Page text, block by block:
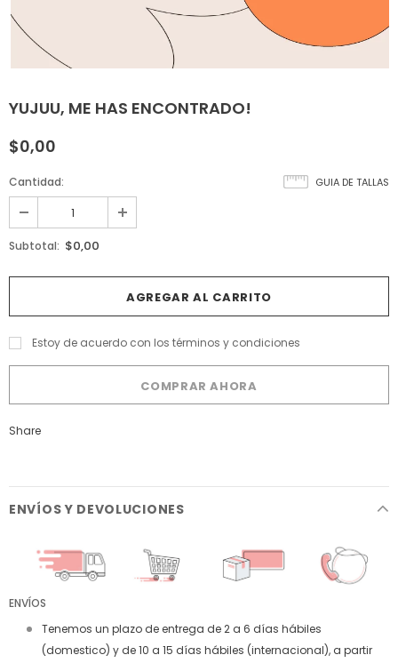
YUJUU, ME HAS ENCONTRADO!
$0,00
GUIA DE TALLAS
Cantidad:
Subtotal: $0,00
Estoy de acuerdo con los términos y condiciones
COMPRAR AHORA
Share
ENVÍOS Y DEVOLUCIONES
ENVÍOS
Tenemos un plazo de entrega de 2 a 6 días hábiles
(domestico) y de 10 a 15 días hábiles (internacional), a partir